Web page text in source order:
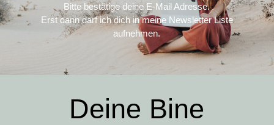
Bitte bestätige deine E-Mail Adresse.
Erst dann darf ich dich in meine Newsletter Liste
aufnehmen.
Deine Bine